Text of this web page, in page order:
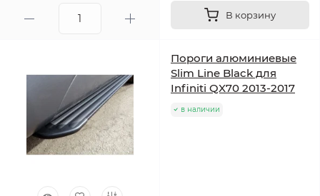
В корзину
Пороги алюминиевые
Slim Line Black для
Infiniti QX70 2013-2017
в наличии